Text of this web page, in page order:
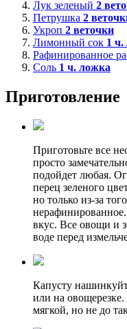
Лук зеленый 2
Петрушка 2
Укроп 2 веточки
Лимонный сок 1 ч.
Рафинированное
Соль 1 ч. ложка
Приготовление
Приготовьте все
просто
подойдет любая.
перец зеленого
но только из-за
вкус. Все овощи и
воде перед
Капусту
или на
мягкой, но не до